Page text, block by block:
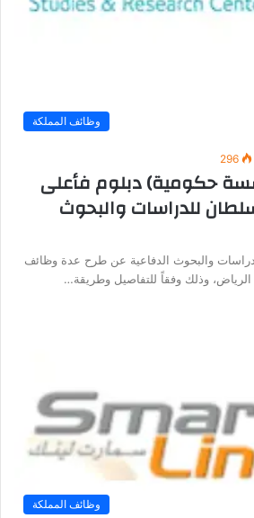
وظائف المملكة
296
حكومية) دبلوم فأعلى
للدراسات والبحوث
والبحوث الدفاعية عن طرح عدة وظائف
الرياض، وذلك وفقاً للتفاصيل وطريقة…
وظائف المملكة